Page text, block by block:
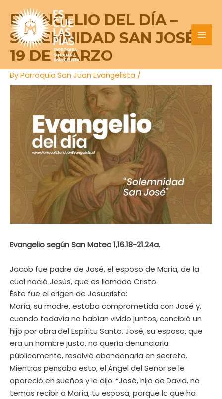
content
EVANGELIO DEL DÍA –
SOLEMNIDAD SAN JOSÉ
19 DE MARZO
ByParroquia San Juan Evangelista /
Evangelio según San Mateo 1,16.18-21.24a.
Jacob fue padre de José, el esposo de María, de la
cual nació Jesús, que es llamado Cristo.
Éste fue el origen de Jesucristo:
María, su madre, estaba comprometida con José y,
cuando todavía no habían vivido juntos, concibió un
hijo por obra del Espíritu Santo. José, su esposo, que
era un hombre justo, no quería denunciarla
públicamente, resolvió abandonarla en secreto.
Mientras pensaba esto, el Ángel del Señor se le
apareció en sueños y le dijo: “José, hijo de David, no
temas recibir a María, tu esposa, porque lo que ha
navigation